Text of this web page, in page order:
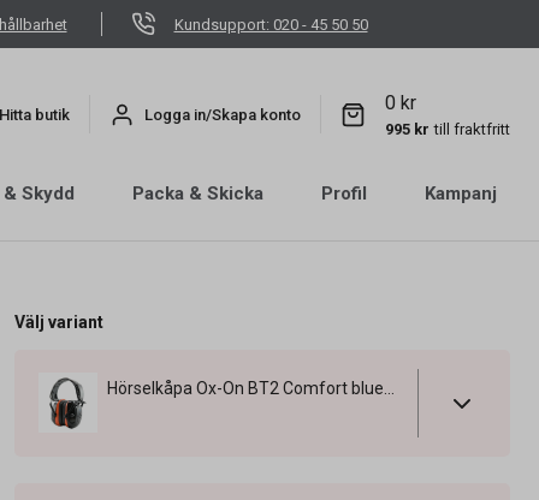
Kundsupport: 020 - 45 50 50
Hitta butik Logga in/Skapa konto
0 kr
995 kr till fraktfritt
Skydd Packa & Skicka Profil Kampanj
Välj variant